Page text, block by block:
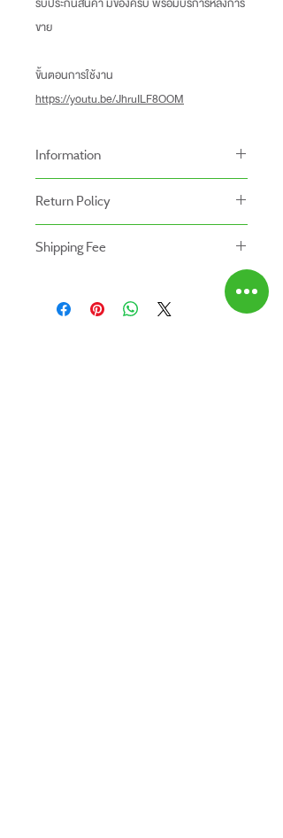
ขาย
ขั้นตอนการใช้งาน
https://youtu.be/JhruILF8OOM
Information
หน้าร้านและสาขาของเรา
-ระยะเวลารับประกันสินค้าบนเว็ปไซท์อาจจะแตก
ต่างจากการซื้อสินค้าหน้าร้าน
Return Policy
- สินค้าสามารถคืนได้ภายใน 7 วัน หลังจากรับ
- สินค้าต้องอยู่ในสภาพที่สมบูรณ์ พร้อมกล่อง
Shipping Fee
- สินค้ายังไม่รวมค่าจัดส่ง ผู้ซื้อเป็นผู้รับผิดชอบ
ค่าจัดส่ง